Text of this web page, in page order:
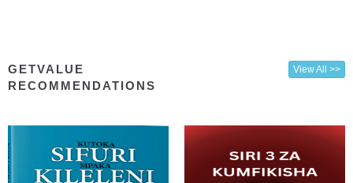
GETVALUE
RECOMMENDATIONS
View All >>